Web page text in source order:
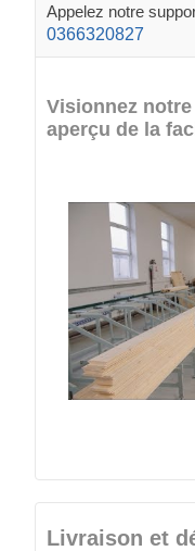
Appelez notre
0366320827
Visionnez
aperçu de la
Livraison et